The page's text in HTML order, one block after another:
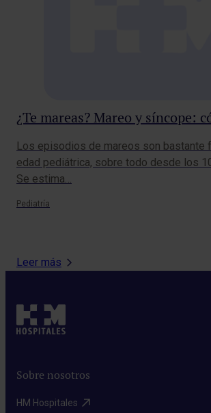
¿Te mareas? Mareo y síncope:
Los episodios de mareos son bastante
edad pediátrica, sobre todo desde los
Se estima…
Pediatría
Leer más
Sobre nosotros
HM Hospitales​